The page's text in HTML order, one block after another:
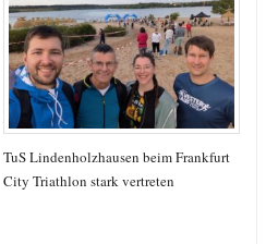
TuS Lindenholzhausen beim Frankfurt
City Triathlon stark vertreten